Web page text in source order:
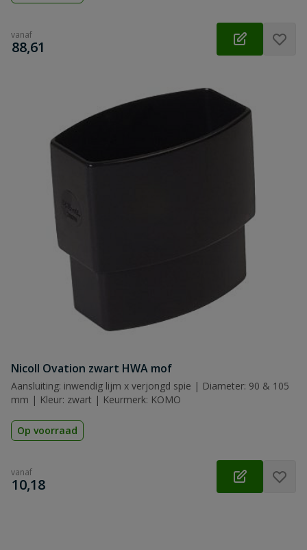
vanaf
€
88,61
Nicoll Ovation zwart HWA mof
Aansluiting: inwendig lijm x verjongd spie | Diameter: 90 & 105
mm | Kleur: zwart | Keurmerk: KOMO
Op voorraad
vanaf
€
10,18